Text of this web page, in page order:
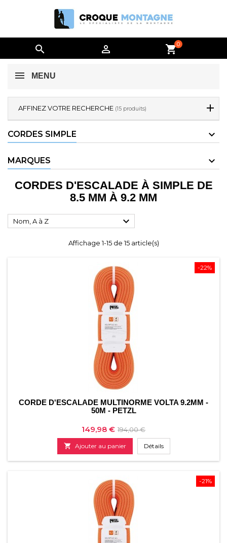
  shopping_cart0
MENU
AFFINEZ VOTRE RECHERCHE (15 produits)
CORDES SIMPLE
MARQUES
CORDES D'ESCALADE À SIMPLE DE
8.5 MM À 9.2 MM
Nom, A à Z 
Affichage 1-15 de 15 article(s)
-22%
CORDE D'ESCALADE MULTINORME VOLTA 9.2MM -
50M - PETZL
Prix
149,98 € Prix
de
base
194,00 €
 Ajouter au panier Détails
-21%